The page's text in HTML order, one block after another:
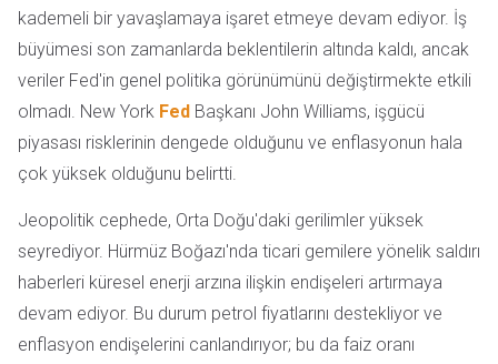
kademeli bir yavaşlamaya işaret etmeye devam ediyor. İş
büyümesi son zamanlarda beklentilerin altında kaldı, ancak
veriler Fed'in genel politika görünümünü değiştirmekte etkili
olmadı. New York Fed Başkanı John Williams, işgücü
piyasası risklerinin dengede olduğunu ve enflasyonun hala
çok yüksek olduğunu belirtti.
Jeopolitik cephede, Orta Doğu'daki gerilimler yüksek
seyrediyor. Hürmüz Boğazı'nda ticari gemilere yönelik saldırı
haberleri küresel enerji arzına ilişkin endişeleri artırmaya
devam ediyor. Bu durum petrol fiyatlarını destekliyor ve
enflasyon endişelerini canlandırıyor; bu da faiz oranı